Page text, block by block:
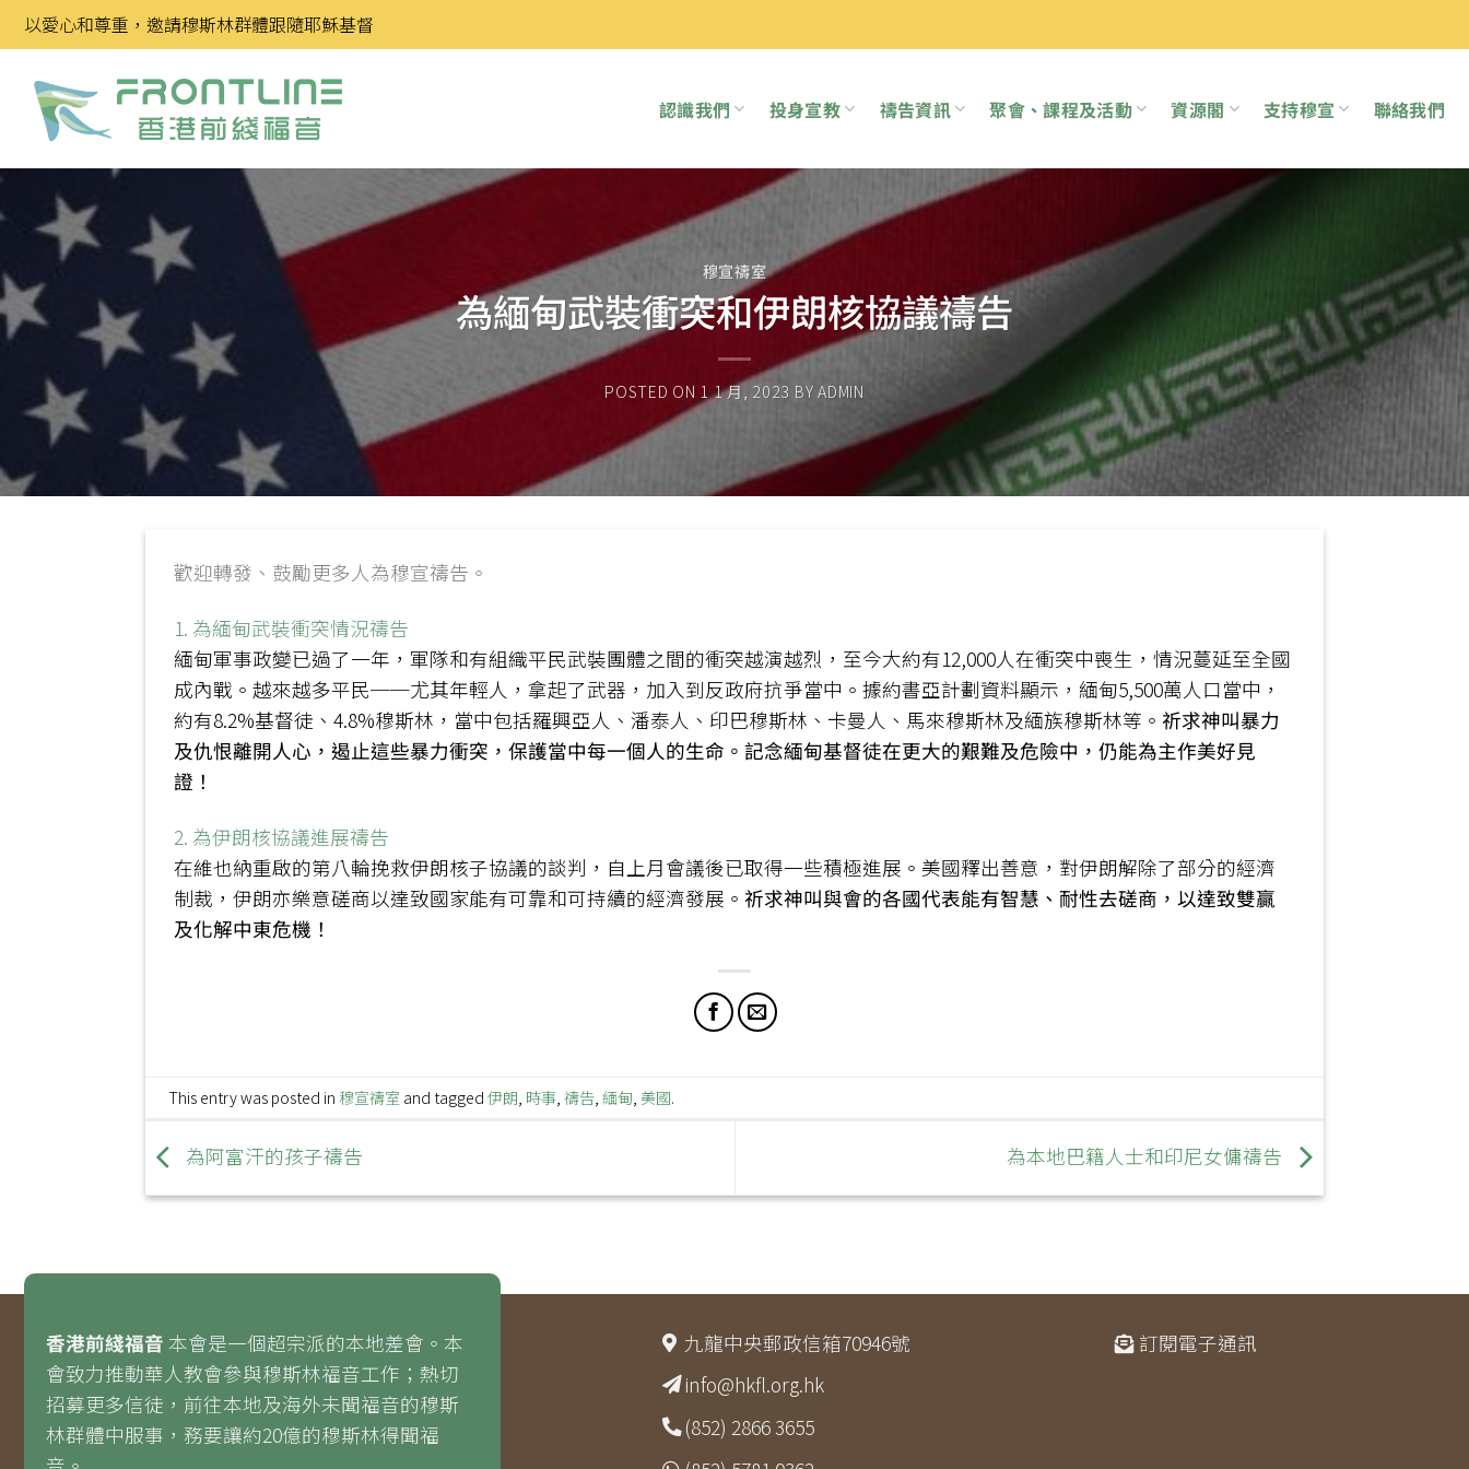
Skip
to
content
以愛心和尊重，邀請穆斯林群體跟隨耶穌基督
認識我們 投身宣教 禱告資訊 聚會、課程及活動 資源閣 支持穆宣 聯絡我們
穆宣禱室
為緬甸武裝衝突和伊朗核協議禱告
POSTED ON 1 1 月, 2023 BYADMIN
歡迎轉發、鼓勵更多人為穆宣禱告。
1. 為緬甸武裝衝突情況禱告
緬甸軍事政變已過了一年，軍隊和有組織平民武裝團體之間的衝突越演越烈，至今大約有12,000人在衝突中喪生，情況蔓延至全國
成內戰。越來越多平民──尤其年輕人，拿起了武器，加入到反政府抗爭當中。據約書亞計劃資料顯示，緬甸5,500萬人口當中，
約有8.2%基督徒、4.8%穆斯林，當中包括羅興亞人、潘泰人、印巴穆斯林、卡曼人、馬來穆斯林及緬族穆斯林等。祈求神叫暴力
及仇恨離開人心，遏止這些暴力衝突，保護當中每一個人的生命。記念緬甸基督徒在更大的艱難及危險中，仍能為主作美好見
證！
2. 為伊朗核協議進展禱告
在維也納重啟的第八輪挽救伊朗核子協議的談判，自上月會議後已取得一些積極進展。美國釋出善意，對伊朗解除了部分的經濟
制裁，伊朗亦樂意磋商以達致國家能有可靠和可持續的經濟發展。祈求神叫與會的各國代表能有智慧、耐性去磋商，以達致雙贏
及化解中東危機！
This entry was posted in 穆宣禱室 and tagged 伊朗 時事 禱告, 緬甸 美國.
為阿富汗的孩子禱告 為本地巴籍人士和印尼女傭禱告
香港前綫福音 本會是一個超宗派的本地差會。本
會致力推動華人教會參與穆斯林福音工作；熱切
招募更多信徒，前往本地及海外未聞福音的穆斯
林群體中服事，務要讓約20億的穆斯林得聞福
九龍中央郵政信箱70946號
info@hkfl.org.hk
(852) 2866 3655
訂閱電子通訊